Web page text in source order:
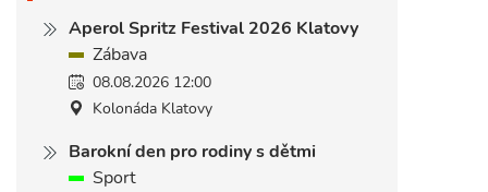
Aperol Spritz Festival 2026 Klatovy
Zábava
08.08.2026 12:00
Kolonáda Klatovy
Barokní den pro rodiny s dětmi
Sport